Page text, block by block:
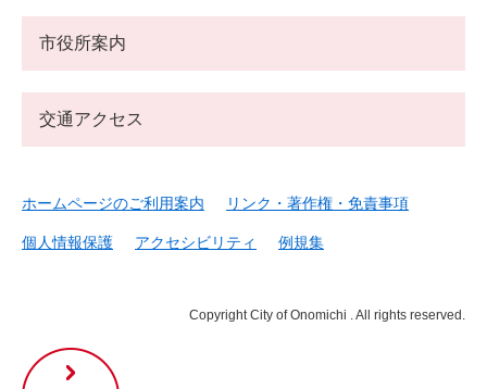
尾
道
市役所案内
交通アクセス
ホームページのご利用案内 リンク・著作権・免責事項
個人情報保護 アクセシビリティ 例規集
Copyright City of Onomichi . All rights reserved.